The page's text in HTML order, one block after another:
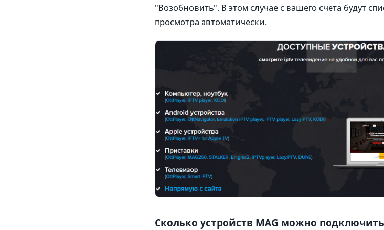
"Возобновить". В этом случае с вашего счёта будут
просмотра автоматически.
Cколько устройств MAG можно